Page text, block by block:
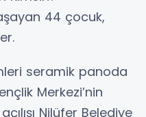
44 çocuk,
seramik panoda
Merkezi’nin
Nilüfer Belediye